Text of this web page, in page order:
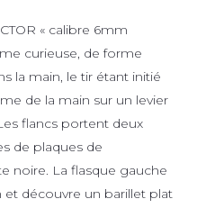
« calibre 6mm
curieuse, de forme
la main, le tir étant initié
de la main sur un levier
flancs portent deux
de plaques de
noire. La flasque gauche
découvre un barillet plat